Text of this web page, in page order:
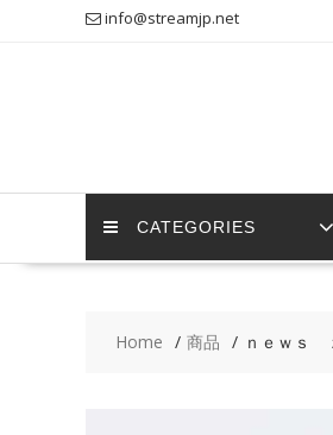
info@streamjp.net
CATEGORIES
Home 商品 ｎｅｗｓ